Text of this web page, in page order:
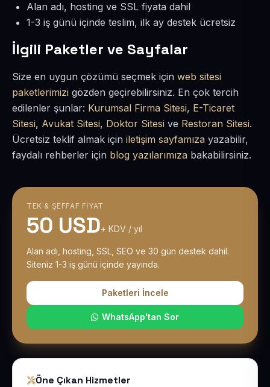
Alan adı, hosting ve SSL fiyata dahil
1-3 iş günü içinde teslim, ilk ay destek ücretsiz
İlgili Paketler ve Sayfalar
Size en uygun çözümü seçmek için web sitesi
paketlerimizi gözden geçirebilirsiniz. En çok tercih
edilenler şunlar: Kurumsal Firma Sitesi, E-Ticaret
Sitesi, Avukat Sitesi, Doktor Sitesi ve Restoran Sitesi.
Ücretsiz teklif almak için iletişim sayfamıza yazabilir,
faydalı rehberler için blog yazılarımıza bakabilirsiniz.
TEK & ŞEFFAF FIYAT
50 USD+ KDV / yıl
Alan adı, hosting, SSL, SEO ve 30 gün destek dahil.
Siteniz 1-3 iş günü içinde yayında.
Paketleri İncele
WhatsApp'tan Sor
Öne Çıkan Hizmetler